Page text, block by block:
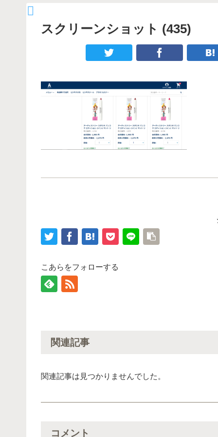
スクリーンショット (435)
こあらをフォローする
関連記事
関連記事は見つかりませんでした。
コメント